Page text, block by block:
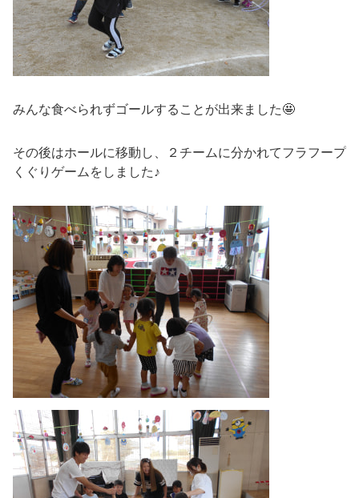
みんな食べられずゴールすることが出来ました🤩
その後はホールに移動し、２チームに分かれてフラフープ
くぐりゲームをしました♪